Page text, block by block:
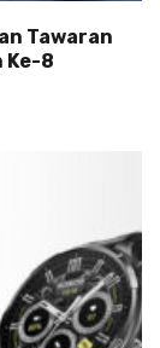
Tawaran
Ke-8